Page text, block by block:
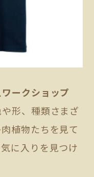
ークショップ
形、種類さまざ
植物たちを見て
に入りを見つけ